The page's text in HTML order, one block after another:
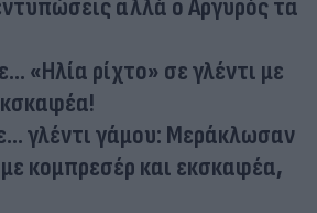
αλλά ο Αργυρός τα
«Ηλία ρίχτο» σε γλέντι με
γλέντι γάμου: Μεράκλωσαν
κομπρεσέρ και εκσκαφέα,